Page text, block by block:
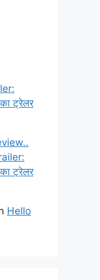
ट्रेलर
ट्रेलर
Hello